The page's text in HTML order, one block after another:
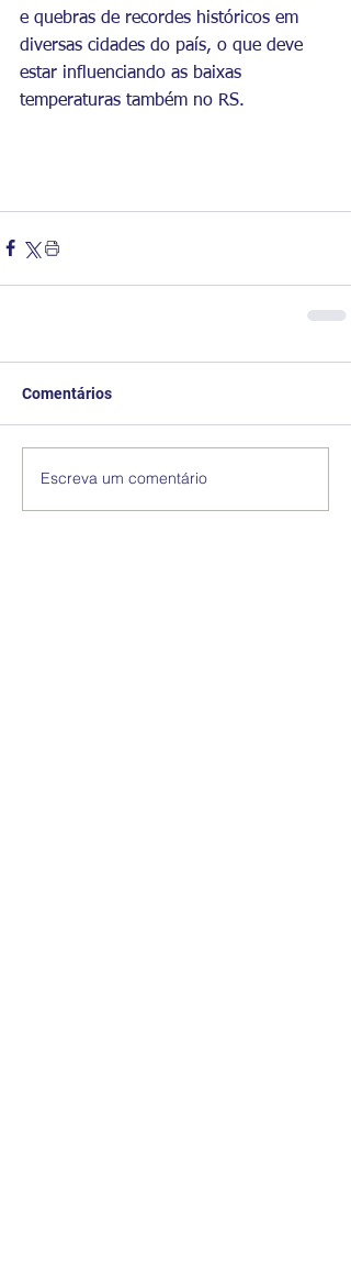
e quebras de recordes históricos em
diversas cidades do país, o que deve
estar influenciando as baixas
temperaturas também no RS.
Comentários
Escreva um comentário